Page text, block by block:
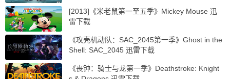
[2013]《米老鼠第一至五季》Mickey Mouse 迅
雷下载
《攻壳机动队：SAC_2045第一季》Ghost in the
Shell: SAC_2045 迅雷下载
《丧钟：骑士与龙第一季》Deathstroke: Knight